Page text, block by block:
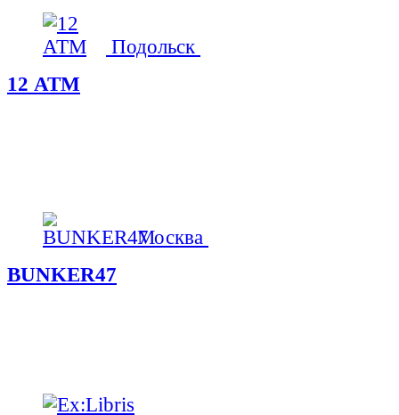
Подольск
12 АТМ
Москва
BUNKER47